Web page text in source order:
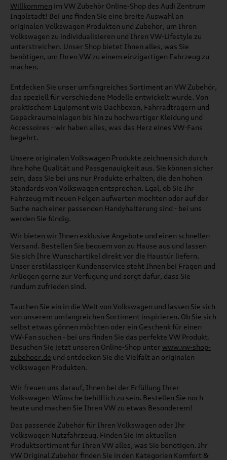
Willkommen im VW Zubehör Online-Shop des Audi Zentrum
Ingolstadt! Bei uns finden Sie eine breite Auswahl an
originalen Volkswagen Produkten und Zubehör, um Ihren
Volkswagen zu individualisieren und Ihren VW-Lifestyle zu
unterstreichen. Unser Shop bietet Ihnen alles, was Sie
benötigen, um Ihren VW zu einem einzigartigen Fahrzeug zu
machen.
Entdecken Sie unser umfangreiches Sortiment an VW Zubehör,
das speziell für verschiedene Modelle entwickelt wurde. Von
praktischem Equipment wie Dachboxen, Fahrradträgern und
Gepäckraumeinlagen bis hin zu hochwertiger Kleidung und
Accessoires - wir haben alles, was das Herz eines VW-Fans
begehrt.
Unsere originalen Volkswagen Produkte zeichnen sich durch
ihre hohe Qualität und Passgenauigkeit aus. Sie können sicher
sein, dass Sie bei uns nur Produkte erhalten, die den hohen
Standards von Volkswagen entsprechen. Egal, ob Sie Ihr
Fahrzeug mit neuen Felgen aufwerten möchten oder auf der
Suche nach einer passenden Handyhalterung sind - bei uns
werden Sie fündig.
Wir bieten wir Ihnen exklusive Angebote und einen schnellen
Versand. Bestellen Sie bequem von zu Hause aus und lassen
Sie sich Ihre Wunschartikel direkt vor die Haustür liefern.
Unser erstklassiger Kundenservice steht Ihnen bei Fragen und
Anliegen gerne zur Verfügung und sorgt dafür, dass Sie
rundum zufrieden sind.
Tauchen Sie ein in die Welt von Volkswagen und lassen Sie sich
von unserem umfangreichen Sortiment inspirieren. Ob Sie sich
selbst etwas gönnen möchten oder ein Geschenk für einen
VW-Fan suchen - bei uns finden Sie das perfekte VW Produkt.
Besuchen Sie jetzt unseren Online-Shop unter www.vw-shop-
zubehoer.de und entdecken Sie die Vielfalt an originalen
Volkswagen Produkten.
Wir freuen uns darauf, Ihnen bei der Erfüllung Ihrer
Volkswagen-Wünsche behilflich zu sein. Bestellen Sie noch
heute und machen Sie Ihren VW zu etwas Besonderem!
Das passende Zubehör für Ihren Volkswagen oder Ihr
Volkswagen Nutzfahrzeug. Finden Sie im aktuellen
Produktsortiment für Ihren VW alles, was Sie benötigen. Ihr
VW Original Zubehör finden Sie in den Kategorien Komfort &